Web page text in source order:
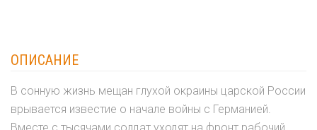
ОПИСАНИЕ
В сонную жизнь мещан глухой окраины царской России
врывается известие о начале войны с Германией.